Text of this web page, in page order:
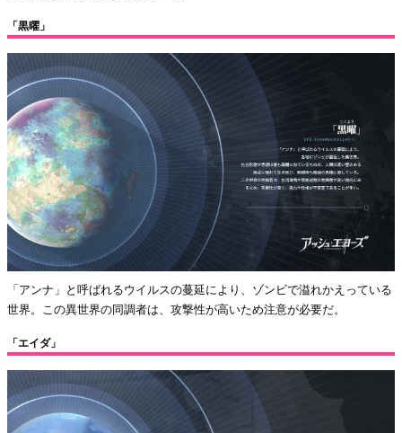
「黒曜」
「アンナ」と呼ばれるウイルスの蔓延により、ゾンビで溢れかえっている
世界。この異世界の同調者は、攻撃性が高いため注意が必要だ。
「エイダ」